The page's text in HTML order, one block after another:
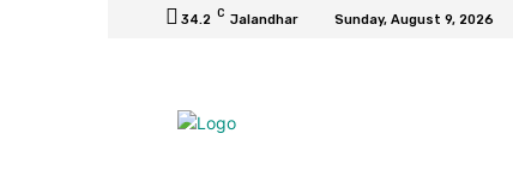
34.2 C Jalandhar Sunday, August 9, 2026